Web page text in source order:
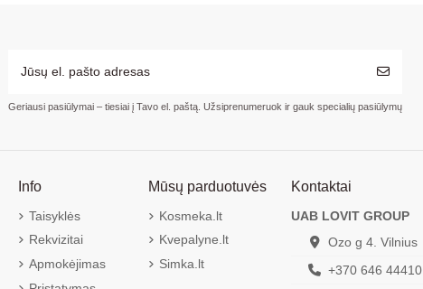
Geriausi pasiūlymai – tiesiai į Tavo el. paštą. Užsiprenumeruok ir gauk specialių pasiūlymų
Info
Taisyklės
Rekvizitai
Apmokėjimas
Mūsų parduotuvės
Kosmeka.lt
Kvepalyne.lt
Simka.lt
Kontaktai
UAB LOVIT GROUP
Ozo g 4. Vilnius
+370 646 44410